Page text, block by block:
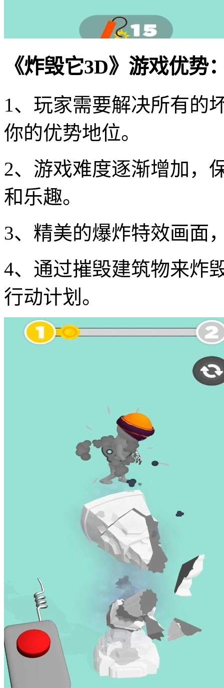
《炸毁它3D》游戏优势
1、玩家需要解决所有的
你的优势地位。
2、游戏难度逐渐增加，
和乐趣。
3、精美的爆炸特效画面
4、通过摧毁建筑物来炸
行动计划。